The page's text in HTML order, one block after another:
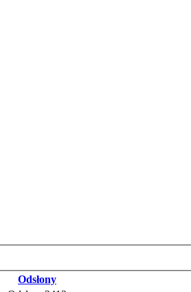
Odsłony